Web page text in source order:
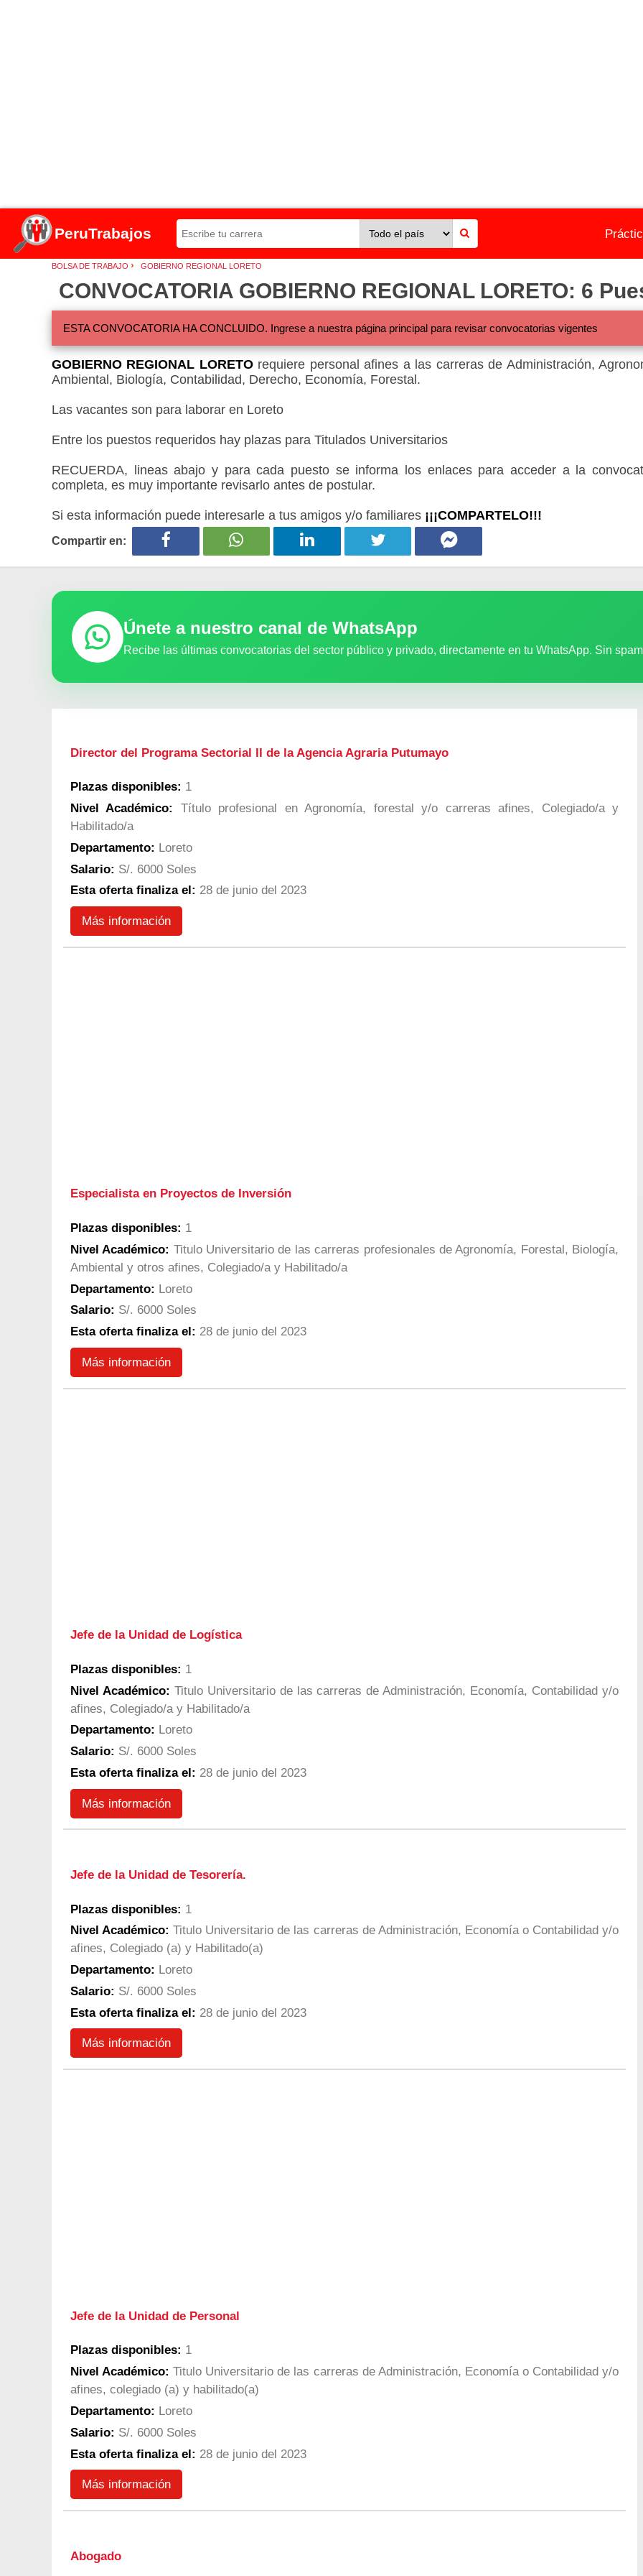
PeruTrabajos
BOLSA DE TRABAJO › GOBIERNO REGIONAL LORETO
CONVOCATORIA GOBIERNO REGIONAL LORETO: 6
ESTA CONVOCATORIA HA CONCLUIDO. Ingrese a nuestra página principal para revisar convocatorias vigentes
GOBIERNO REGIONAL LORETOrequiere personal afines a las carreras de Administración,
Ambiental, Biología, Contabilidad, Derecho, Economía, Forestal.
Las vacantes son para laborar en Loreto
Entre los puestos requeridos hay plazas para Titulados Universitarios
RECUERDA, lineas abajo y para cada puesto se informa los enlaces para acceder a la
completa, es muy importante revisarlo antes de postular.
Si esta información puede interesarle a tus amigos y/o familiares ¡¡¡COMPARTELO!!!
Compartir en:
Únete a nuestro canal de WhatsApp
Recibe las últimas convocatorias del sector público y privado, directamente en tu WhatsApp. Sin
Director del Programa Sectorial II de la Agencia Agraria Putumayo
Plazas disponibles: 1
Nivel Académico:
Título profesional en Agronomía, forestal y/o carreras afines, Colegiado/a y
Habilitado/a
Departamento: Loreto
Salario: S/. 6000 Soles
Esta oferta finaliza el: 28 de junio del 2023
Más información
Especialista en Proyectos de Inversión
Plazas disponibles: 1
Nivel Académico: Titulo Universitario de las carreras profesionales de Agronomía, Forestal, Biología,
Ambiental y otros afines, Colegiado/a y Habilitado/a
Departamento: Loreto
Salario: S/. 6000 Soles
Esta oferta finaliza el: 28 de junio del 2023
Más información
Jefe de la Unidad de Logística
Plazas disponibles: 1
Nivel Académico: Titulo Universitario de las carreras de Administración, Economía, Contabilidad y/o
afines, Colegiado/a y Habilitado/a
Departamento: Loreto
Salario: S/. 6000 Soles
Esta oferta finaliza el: 28 de junio del 2023
Más información
Jefe de la Unidad de Tesorería.
Plazas disponibles: 1
Nivel Académico: Titulo Universitario de las carreras de Administración, Economía o Contabilidad y/o
afines, Colegiado (a) y Habilitado(a)
Departamento: Loreto
Salario: S/. 6000 Soles
Esta oferta finaliza el: 28 de junio del 2023
Más información
Jefe de la Unidad de Personal
Plazas disponibles: 1
Nivel Académico: Titulo Universitario de las carreras de Administración, Economía o Contabilidad y/o
afines, colegiado (a) y habilitado(a)
Departamento: Loreto
Salario: S/. 6000 Soles
Esta oferta finaliza el: 28 de junio del 2023
Más información
Abogado